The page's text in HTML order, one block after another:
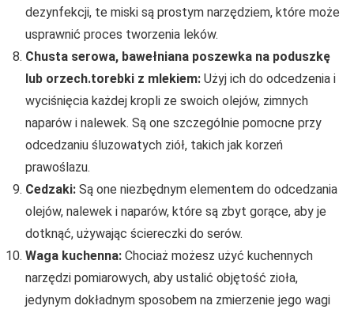
dezynfekcji, te miski są prostym narzędziem, które może
usprawnić proces tworzenia leków.
Chusta serowa, bawełniana poszewka na poduszkę
lub orzech.torebki z mlekiem: Użyj ich do odcedzenia i
wyciśnięcia każdej kropli ze swoich olejów, zimnych
naparów i nalewek. Są one szczególnie pomocne przy
odcedzaniu śluzowatych ziół, takich jak korzeń
prawoślazu.
Cedzaki: Są one niezbędnym elementem do odcedzania
olejów, nalewek i naparów, które są zbyt gorące, aby je
dotknąć, używając ściereczki do serów.
Waga kuchenna: Chociaż możesz użyć kuchennych
narzędzi pomiarowych, aby ustalić objętość zioła,
jedynym dokładnym sposobem na zmierzenie jego wagi